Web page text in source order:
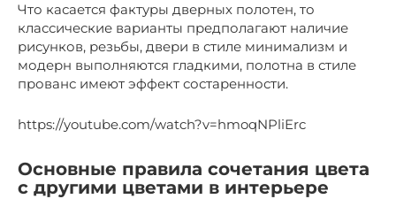
Что касается фактуры дверных полотен, то
классические варианты предполагают наличие
рисунков, резьбы, двери в стиле минимализм и
модерн выполняются гладкими, полотна в стиле
прованс имеют эффект состаренности.
https://youtube.com/watch?v=hmoqNPliErc
Основные правила сочетания цвета
с другими цветами в интерьере